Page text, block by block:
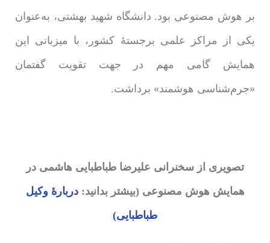
بر هوش مصنوعی بود. دانشگاه شهید بهشتی، به‌عنوان
یکی از مراکز علمی برجستۀ کشور، با میزبانی این
همایش گامی مهم در جهت تقویت گفتمان
«جرم‌شناسی هوشمند» برداشت.
تصویری از سخنرانی علیرضا طباطبایی هاشمی در
همایش هوش مصنوعی (بیشتر بدانید:دربارۀ وکیل
طباطبایی)